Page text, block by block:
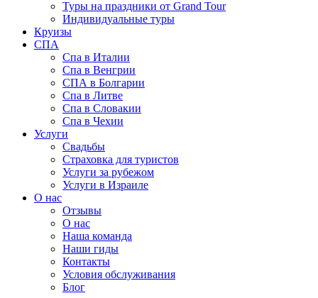
Туры на праздники от Grand Tour
Индивидуальные туры
Круизы
СПА
Спа в Италии
Спа в Венгрии
СПА в Болгарии
Спа в Литве
Спа в Словакии
Спа в Чехии
Услуги
Свадьбы
Страховка для туристов
Услуги за рубежом
Услуги в Израиле
О нас
Отзывы
О нас
Наша команда
Наши гиды
Контакты
Условия обслуживания
Блог